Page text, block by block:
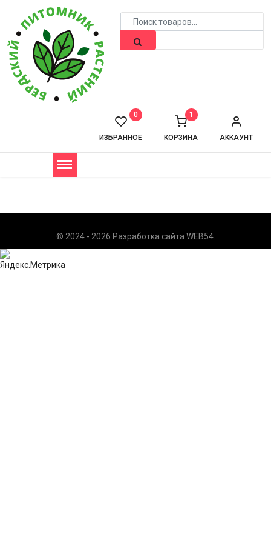
АККАУНТ
КОРЗИНА
1
ИЗБРАННОЕ
0
© 2024 - 2026 Разработка сайта WEB54.